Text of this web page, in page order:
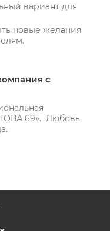
вариант для
новые желания
с
69». Любовь